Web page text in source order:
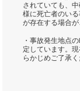
されていても、
様に死亡者のい
が存在する場合が
・事故発生地点
定しています。
らかじめご了承く